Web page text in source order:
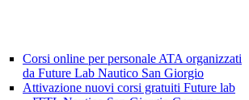
Corsi online per personale ATA organizzati
da Future Lab Nautico San Giorgio
Attivazione nuovi corsi gratuiti Future lab